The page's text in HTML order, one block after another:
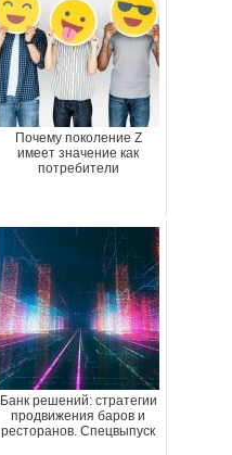
Почему поколение Z
имеет значение как
потребители
Банк решений: стратегии
продвижения баров и
ресторанов. Спецвыпуск